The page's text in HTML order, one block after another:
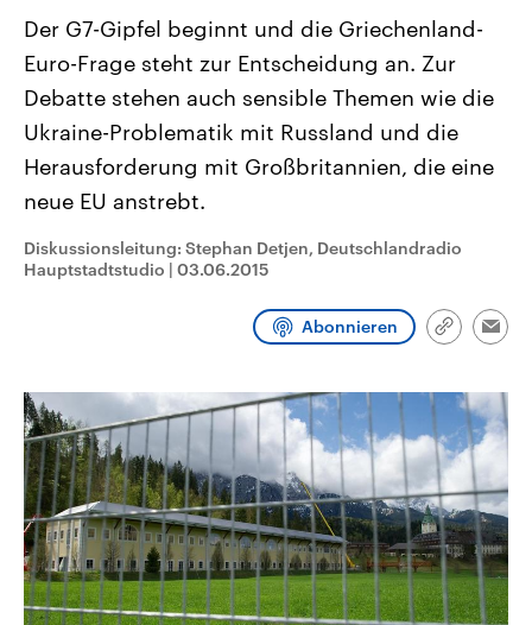
Landtagswahl Sachsen-Anhalt
2026
Alle Informationen
Sachsen-Anhalt wählt am 6.
September 2026 einen neuen
Landtag. Seit 2021 wird das
Bundesland von einer Koalition aus
Umfragen, Prognosen,
Wahlprogramme, aktuelle Berichte
und Hintergründe zu den Parteien
USA
Aktuelle Beiträge,
Hintergründe
Wirtschaftlich und
gehören die Vereinigten
den mächtigsten Ländern
Sendungen Programm
Der G7-Gipfel beginnt und die Griechenland-
Euro-Frage steht zur Entscheidung an. Zur
Debatte stehen auch sensible Themen wie die
Ukraine-Problematik mit Russland und die
Herausforderung mit Großbritannien, die eine
neue EU anstrebt.
Diskussionsleitung: Stephan Detjen, Deutschlandradio
Hauptstadtstudio | 03.06.2015
Abonnieren
Link